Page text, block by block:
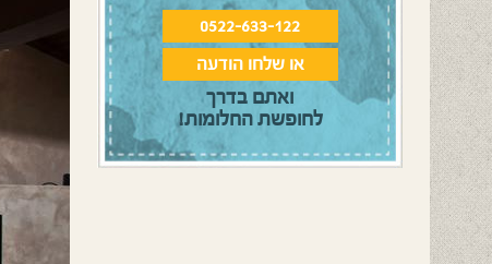
0522-633-122
או שלחו הודעה
ואתם בדרך
לחופשת החלומות!